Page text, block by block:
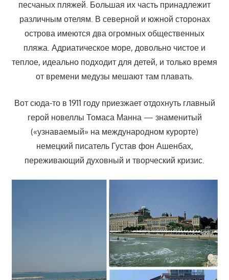
песчаных пляжей. Большая их часть принадлежит
различным отелям. В северной и южной сторонах
острова имеются два огромных общественных
пляжа. Адриатическое море, довольно чистое и
теплое, идеально подходит для детей, и только время
от времени медузы мешают там плавать.
Вот сюда-то в 1911 году приезжает отдохнуть главный
герой новеллы Томаса Манна — знаменитый
(«узнаваемый» на международном курорте)
немецкий писатель Густав фон Ашенбах,
переживающий духовный и творческий кризис.